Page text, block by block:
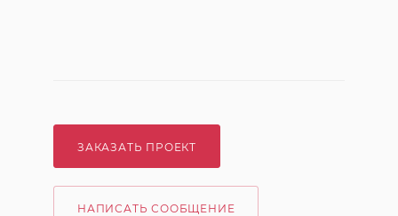
ЗАКАЗАТЬ ПРОЕКТ
НАПИСАТЬ СООБЩЕНИЕ